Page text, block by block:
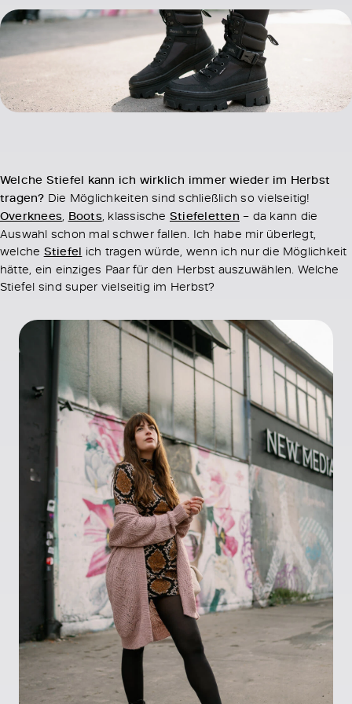
Welche Stiefel kann ich wirklich immer wieder im Herbst
tragen? Die Möglichkeiten sind schließlich so vielseitig!
Overknees Boots, klassische Stiefeletten – da kann die
Auswahl schon mal schwer fallen. Ich habe mir überlegt,
welche Stiefel ich tragen würde, wenn ich nur die Möglichkeit
hätte, ein einziges Paar für den Herbst auszuwählen. Welche
Stiefel sind super vielseitig im Herbst?